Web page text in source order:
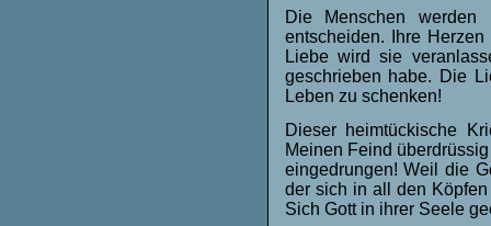
Die Menschen
entscheiden. Ihre
Liebe wird sie
geschrieben habe. Die
Leben zu schenken!
Dieser heimtückische
Meinen Feind
eingedrungen! Weil die
der sich in all den
Sich Gott in ihrer Seele